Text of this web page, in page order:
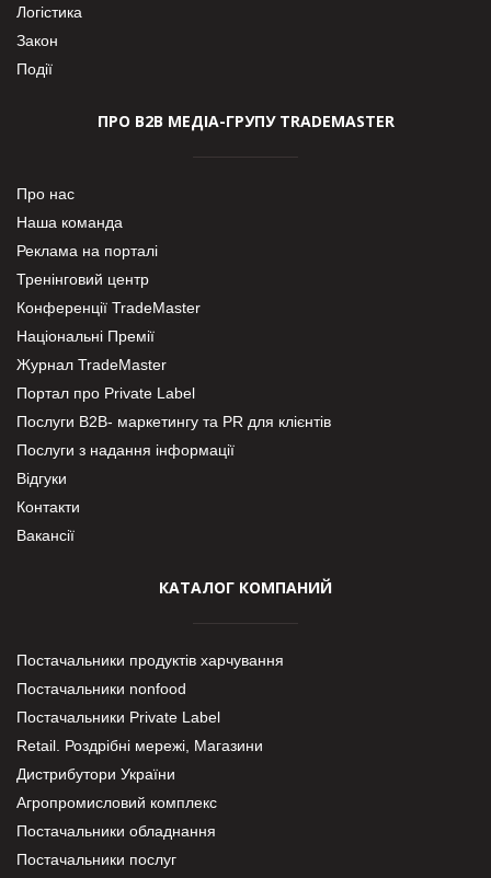
Логістика
Закон
Події
ПРО В2В МЕДІА-ГРУПУ TRADEMASTER
Про нас
Наша команда
Реклама на порталі
Тренінговий центр
Конференції TradeMaster
Національні Премії
Журнал TradeMaster
Портал про Private Label
Послуги В2В- маркетингу та PR для клієнтів
Послуги з надання інформації
Відгуки
Контакти
Вакансії
КАТАЛОГ КОМПАНИЙ
Постачальники продуктів харчування
Постачальники nonfood
Постачальники Private Label
Retail. Роздрібні мережі, Магазини
Дистрибутори України
Агропромисловий комплекс
Постачальники обладнання
Постачальники послуг